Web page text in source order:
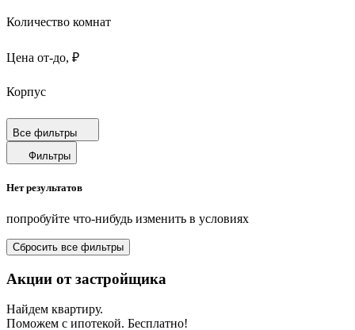
Количество комнат
Цена от-до, ₽
Корпус
Срок сдачи
Площадь от-до, м²
Площадь кухни от-до, м²
Площадь балкона от-до, м²
Санузел
Этаж
Все фильтры
Фильтры
Нет результатов
попробуйте что-нибудь изменить в условиях
Сбросить все фильтры
Акции от застройщика
Найдем квартиру.
Поможем с ипотекой. Бесплатно!